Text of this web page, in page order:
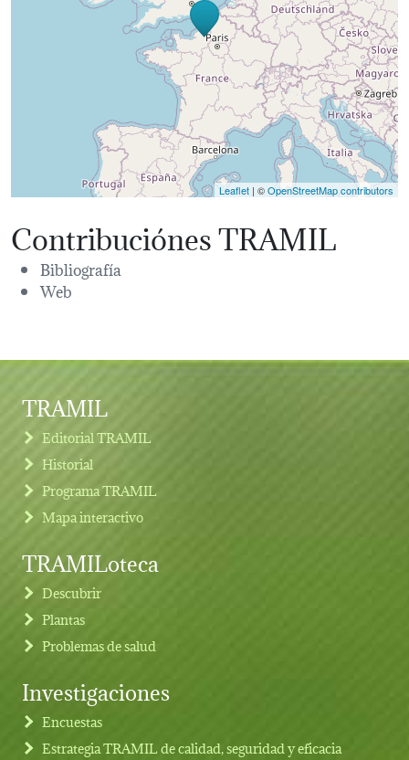
Leaflet | ©OpenStreetMap contributors
Contribuciónes TRAMIL
Bibliografía
Web
Footer menu
TRAMIL
Editorial TRAMIL
Historial
Programa TRAMIL
Mapa interactivo
TRAMILoteca
Descubrir
Plantas
Problemas de salud
Investigaciones
Encuestas
Estrategia TRAMIL de calidad, seguridad y eficacia